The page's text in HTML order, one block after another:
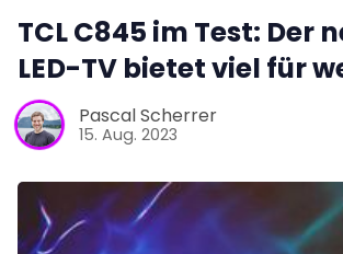
TCL C845 im Test: Der
LED-TV bietet viel für
Pascal Scherrer
15. Aug. 2023